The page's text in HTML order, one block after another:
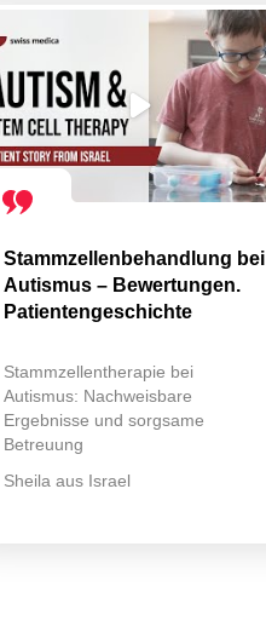
Stammzellenbehandlung bei
Autismus – Bewertungen.
Patientengeschichte
Stammzellentherapie bei
Autismus: Nachweisbare
Ergebnisse und sorgsame
Betreuung
Sheila aus Israel